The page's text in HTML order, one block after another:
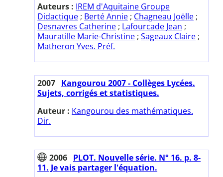
Auteurs : IREM d'Aquitaine Groupe
Didactique ; Berté Annie ; Chagneau Joëlle ;
Desnavres Catherine ; Lafourcade Jean ;
Mauratille Marie-Christine ; Sageaux Claire ;
Matheron Yves. Préf.
2007 Kangourou 2007 - Collèges Lycées.
Sujets, corrigés et statistiques.
Auteur : Kangourou des mathématiques.
Dir.
2006 PLOT. Nouvelle série. N° 16. p. 8-
11. Je vais partager l'équation.